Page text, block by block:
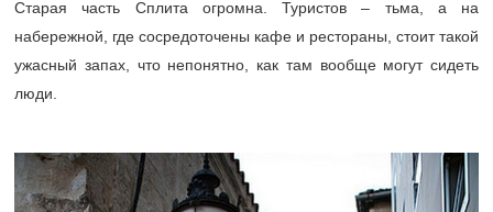
Старая часть Сплита огромна. Туристов – тьма, а на
набережной, где сосредоточены кафе и рестораны, стоит такой
ужасный запах, что непонятно, как там вообще могут сидеть
люди.